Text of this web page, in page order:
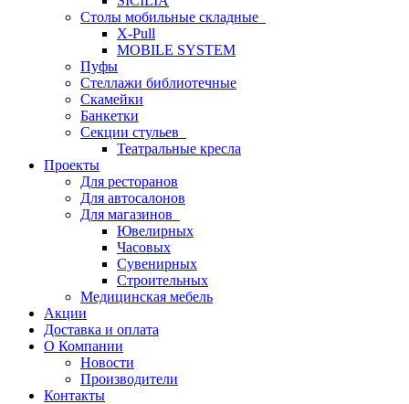
Столы мобильные складные
X-Pull
MOBILE SYSTEM
Пуфы
Стеллажи библиотечные
Скамейки
Банкетки
Секции стульев
Театральные кресла
Проекты
Для ресторанов
Для автосалонов
Для магазинов
Ювелирных
Часовых
Сувенирных
Строительных
Медицинская мебель
Акции
Доставка и оплата
О Компании
Новости
Производители
Контакты